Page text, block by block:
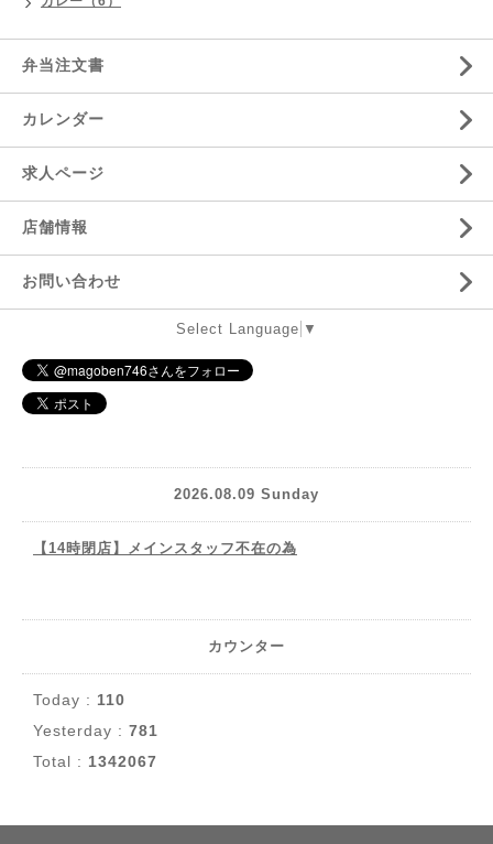
弁当注文書
カレンダー
求人ページ
店舗情報
お問い合わせ
Select Language ▼
2026.08.09 Sunday
【14時閉店】メインスタッフ不在の為
カウンター
Today : 110
Yesterday : 781
Total : 1342067